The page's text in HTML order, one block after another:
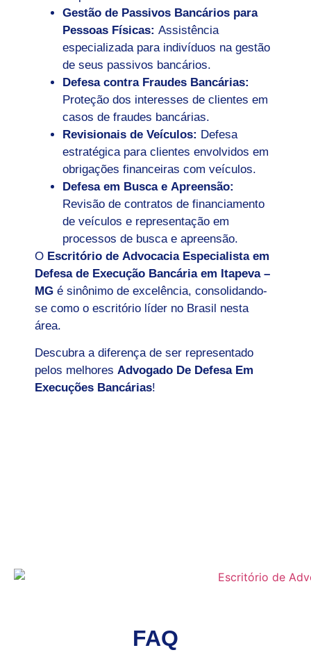
Gestão de Passivos Bancários para
Pessoas Físicas: Assistência
especializada para indivíduos na gestão
de seus passivos bancários.
Defesa contra Fraudes Bancárias:
Proteção dos interesses de clientes em
casos de fraudes bancárias.
Revisionais de Veículos: Defesa
estratégica para clientes envolvidos em
obrigações financeiras com veículos.
Defesa em Busca e Apreensão:
Revisão de contratos de financiamento
de veículos e representação em
processos de busca e apreensão.
O Escritório de Advocacia Especialista em
Defesa de Execução Bancária em Itapeva –
MG é sinônimo de excelência, consolidando-
se como o escritório líder no Brasil nesta
área.
Descubra a diferença de ser representado
pelos melhores Advogado De Defesa Em
Execuções Bancárias!
FAQ